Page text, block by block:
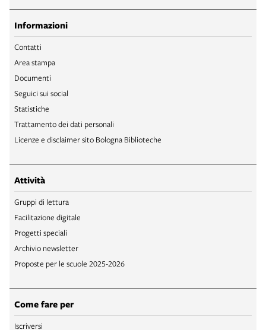
Informazioni
Contatti
Area stampa
Documenti
Seguici sui social
Statistiche
Trattamento dei dati personali
Licenze e disclaimer sito Bologna Biblioteche
Attività
Gruppi di lettura
Facilitazione digitale
Progetti speciali
Archivio newsletter
Proposte per le scuole 2025-2026
Come fare per
Iscriversi